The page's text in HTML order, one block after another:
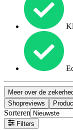
Meer over de
Shopreviews
Sorteren
Filters